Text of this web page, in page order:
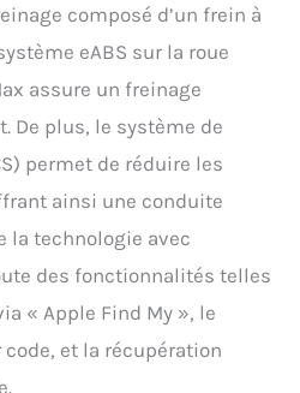
scooter électrique se
en un format
x 568 mm. Idéal pour les
le rangement en
en commun, sa
cadre renforcé allient
pour répondre aux
【Système Anti-
pour adultes intègre un
de traction (TCS)
ou glissantes. Combiné à
mon d’Apple et au
composé d’un frein à
eABS sur la roue
assure un freinage
De plus, le système de
permet de réduire les
ainsi une conduite
la technologie avec
des fonctionnalités telles
« Apple Find My », le
et la récupération